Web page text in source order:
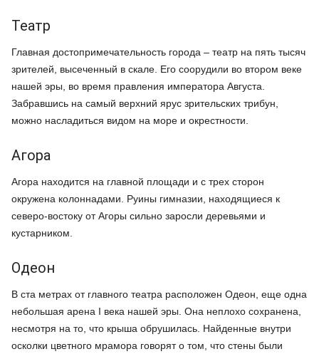
Театр
Главная достопримечательность города – театр на пять тысяч
зрителей, высеченный в скале. Его соорудили во втором веке
нашей эры, во время правления императора Августа.
Забравшись на самый верхний ярус зрительских трибун,
можно насладиться видом на море и окрестности.
Агора
Агора находится на главной площади и с трех сторон
окружена колоннадами. Руины гимназии, находящиеся к
северо-востоку от Агоры сильно заросли деревьями и
кустарником.
Одеон
В ста метрах от главного театра расположен Одеон, еще одна
небольшая арена I века нашей эры. Она неплохо сохранена,
несмотря на то, что крыша обрушилась. Найденные внутри
осколки цветного мрамора говорят о том, что стены были